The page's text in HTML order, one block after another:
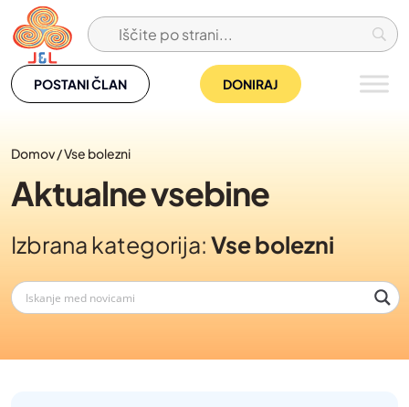
Skip
to
content
POSTANI ČLAN DONIRAJ
Domov/Vse bolezni
Aktualne vsebine
Izbrana kategorija:Vse bolezni